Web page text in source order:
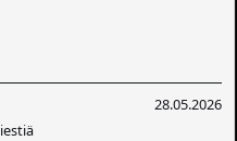
28.05.2026